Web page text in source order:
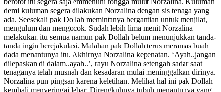
demi kuluman segera dilakukan Norzalina dengan sis tenaga yang
ada. Seesekali pak Dollah memintanya bergantian untuk menjilat,
mengulum dan mengocok. Sudah lebih lima menit Norzalina
melakukan itu semua namun pak Dollah belum menunjukkan tanda-
tanda ingin berejakulasi. Malahan pak Dollah terus meramas buah
dada menantunya itu. Akhirnya Norzalina kepenatan. ‘Ayah..jangan
dilepaskan di dalam..ayah..’, rayu Norzalina setengah sadar saat
tenaganya telah musnah dan kesadaran mulai meninggalkan dirinya.
Norzalina pun pingsan karena keletihan. Melihat hal ini pak Dollah
kembali menyeringai lebar. Direngkuhnya tubuh menantunya yang